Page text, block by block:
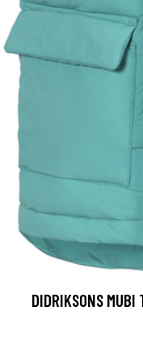
DIDRIKSONS MUBI